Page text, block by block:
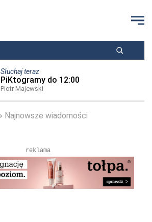
Słuchaj teraz
PiKtogramy do 12:00
Piotr Majewski
Najnowsze wiadomości
reklama